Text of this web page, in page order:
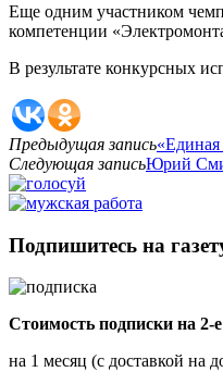
Еще одним участником
компетенции
В результате конкурсных
Предыдущая запись
Следующая записьЮрий
Подпишитесь на
Стоимость подписки на 2-
на 1 месяц (с доставкой на